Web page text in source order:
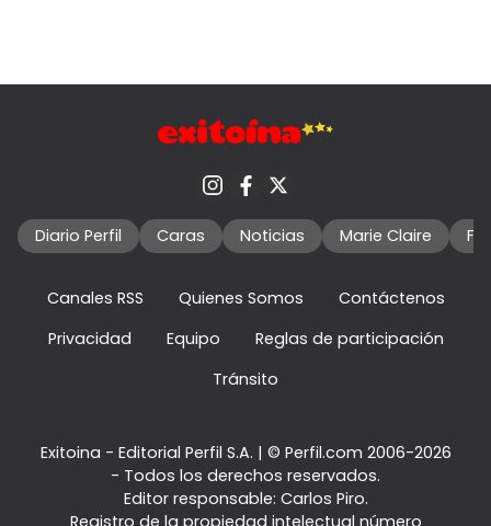
Diario Perfil Caras Noticias Marie Claire
Canales RSS Quienes Somos
Contáctenos
Privacidad
Equipo
Reglas de participación
Tránsito
Exitoina - Editorial Perfil S.A. | © Perfil.com 2006-2026
- Todos los derechos reservados.
Editor responsable: Carlos Piro.